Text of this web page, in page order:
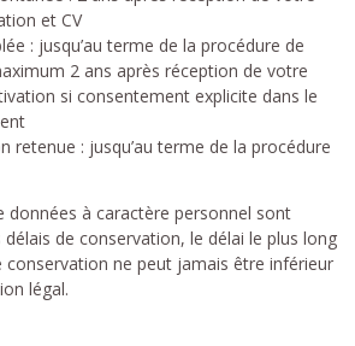
et CV
: jusqu’au terme de la procédure de
2 ans après réception de votre
si consentement explicite dans le
retenue : jusqu’au terme de la procédure
données à caractère personnel sont
de conservation, le délai le plus long
conservation ne peut jamais être inférieur
légal.